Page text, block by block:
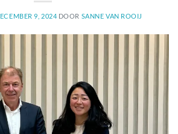
9, 2024 DOOR SANNE VAN ROOIJ